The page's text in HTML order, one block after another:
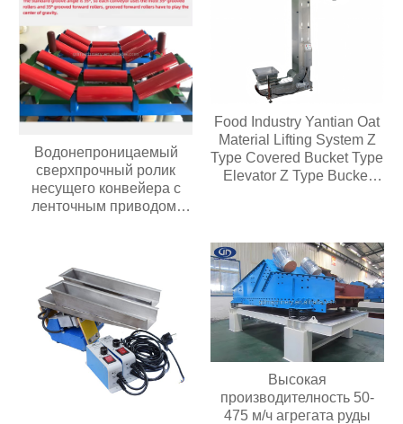
Водонепроницаемый
сверхпрочный ролик
несущего конвейера с
ленточным приводом,
Food Industry Yantian Oat
Material Lifting System Z
Type Covered Bucket Type
Elevator Z Type Bucket
Высокая
производителность 50-
475 м/ч агрегата руды